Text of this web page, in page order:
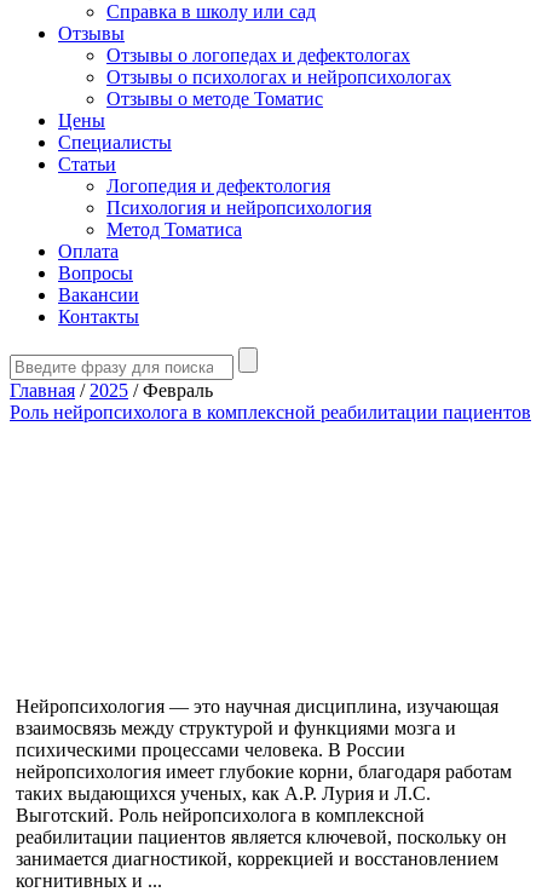
Справка в школу или сад
Отзывы
Отзывы о логопедах и дефектологах
Отзывы о психологах и нейропсихологах
Отзывы о методе Томатис
Цены
Специалисты
Статьи
Логопедия и дефектология
Психология и нейропсихология
Метод Томатиса
Оплата
Вопросы
Вакансии
Контакты
Главная / 2025 / Февраль
Роль нейропсихолога в комплексной реабилитации пациентов
Нейропсихология — это научная дисциплина, изучающая
взаимосвязь между структурой и функциями мозга и
психическими процессами человека. В России
нейропсихология имеет глубокие корни, благодаря работам
таких выдающихся ученых, как А.Р. Лурия и Л.С.
Выготский. Роль нейропсихолога в комплексной
реабилитации пациентов является ключевой, поскольку он
занимается диагностикой, коррекцией и восстановлением
когнитивных и ...